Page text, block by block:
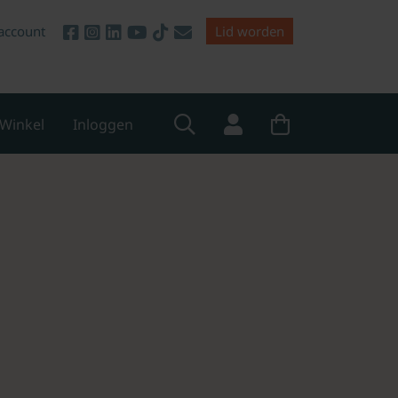
Lid worden
Winkel Inloggen